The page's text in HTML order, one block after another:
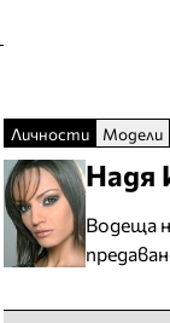
Личности Модели
Надя
Водеща